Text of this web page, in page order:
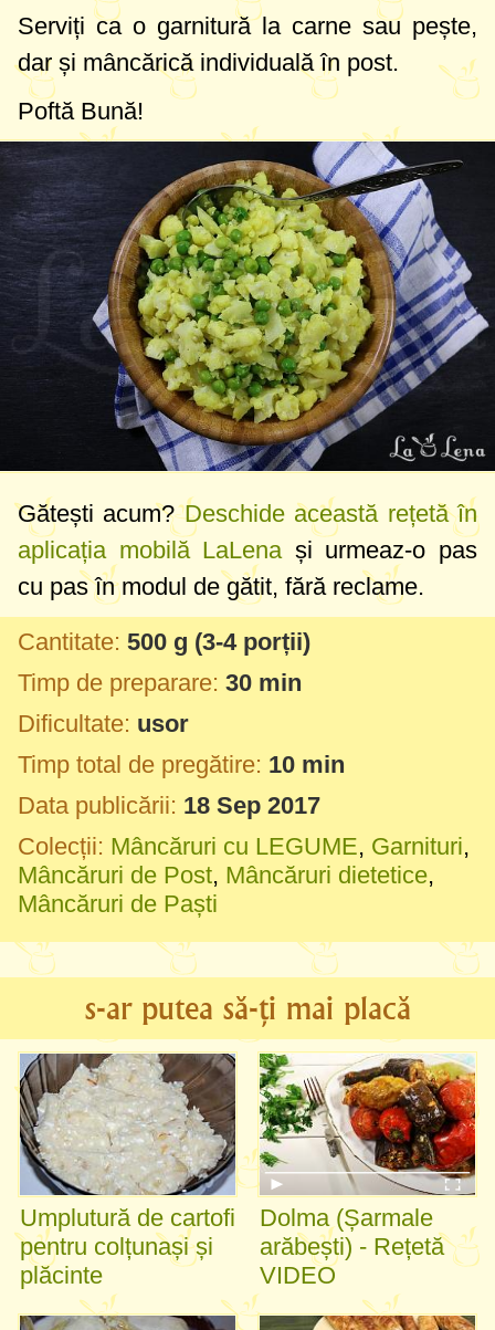
Serviți ca o garnitură la carne sau pește,
dar și mâncărică individuală în post.
Poftă Bună!
Gătești acum?Deschide această rețetă în
aplicația mobilă LaLena și urmeaz-o pas
cu pas în modul de gătit, fără reclame.
Cantitate: 500 g (3-4 porții)
Timp de preparare: 30 min
Dificultate: usor
Timp total de pregătire: 10 min
Data publicării: 18 Sep 2017
Colecții: Mâncăruri cu LEGUME, Garnituri,
Mâncăruri de Post, Mâncăruri dietetice,
Mâncăruri de Paști
s-ar putea să-ți mai placă
Umplutură de cartofi
pentru colțunași și
plăcinte
Dolma (Șarmale
arăbești) - Rețetă
VIDEO